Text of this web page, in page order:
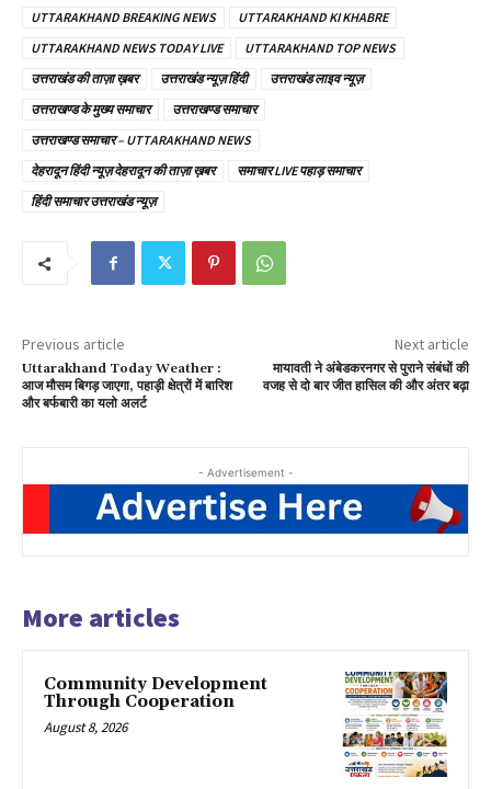
UTTARAKHAND BREAKING NEWS
UTTARAKHAND KI KHABRE
UTTARAKHAND NEWS TODAY LIVE
UTTARAKHAND TOP NEWS
उत्तराखंड की ताज़ा ख़बर
उत्तराखंड न्यूज़ हिंदी
उत्तराखंड लाइव न्यूज़
उत्तराखण्ड के मुख्य समाचार
उत्तराखण्ड समाचार
उत्तराखण्ड समाचार – UTTARAKHAND NEWS
देहरादून हिंदी न्यूज़ देहरादून की ताज़ा ख़बर
समाचार LIVE पहाड़ समाचार
हिंदी समाचार उत्तराखंड न्यूज़
Previous article
Uttarakhand Today Weather :
आज मौसम बिगड़ जाएगा, पहाड़ी क्षेत्रों में बारिश
और बर्फबारी का यलो अलर्ट
Next article
मायावती ने अंबेडकरनगर से पुराने संबंधों की
वजह से दो बार जीत हासिल की और अंतर बढ़ा
- Advertisement -
More articles
Community Development
Through Cooperation
August 8, 2026